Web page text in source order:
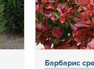
Барбарис